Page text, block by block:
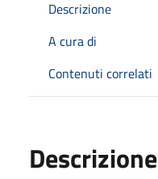
Descrizione
A cura di
Contenuti correlati
Descrizione